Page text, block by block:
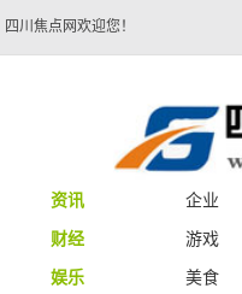
四川焦点网欢迎您！
资讯 企业
财经
游戏
娱乐
美食